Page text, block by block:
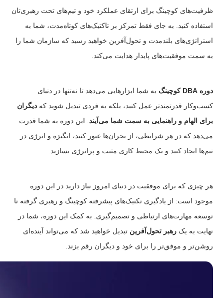
ظرفیت‌های کوچینگ برای ارتقای عملکرد خود و تیم‌های تحت رهبری‌تان
استفاده کنید. به جای فقط تمرکز بر تاکتیک‌های کوتاه‌مدت، شما به
استراتژی‌های بلندمدت و تحول‌آفرین خواهید رسید که سازمان شما را
به سمت موفقیت‌های پایدار هدایت می‌کند.
دوره DBA کوچینگ
به شما ابزارهایی می‌دهد تا نه‌تنها در دنیای
کسب‌وکار قدرتمندتر عمل کنید، بلکه به فردی تبدیل شوید کهدیگران
برای الهام و راهنمایی به سمت شما می‌آیند . این دوره به شما قدرت
می‌دهد که در هر شرایطی، از بحران‌ها عبور کنید، انگیزه و انرژی در
تیم‌ها ایجاد کنید و یک محیط کاری مثبت و پرانرژی بسازید.
هر چیزی که برای موفقیت در دنیای امروز نیاز دارید در این دوره
موجود است: از یادگیری تکنیک‌های پیشرفته کوچینگ و رهبری گرفته تا
توسعه مهارت‌های ارتباطی و تصمیم‌گیری. به کمک این دوره، شما در
نهایت به یکرهبر تحول‌آفرین تبدیل خواهید شد که می‌تواند آینده‌ای
روشن‌تر و موفق‌تر را برای خود و دیگران رقم بزند.